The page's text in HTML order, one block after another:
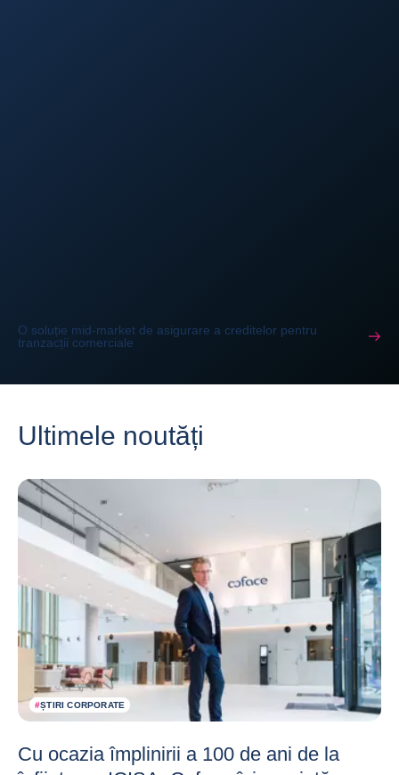
O soluție mid-market de asigurare a creditelor pentru
tranzacții comerciale
Ultimele noutăți
#ȘTIRI CORPORATE
Cu ocazia împlinirii a 100 de ani de la